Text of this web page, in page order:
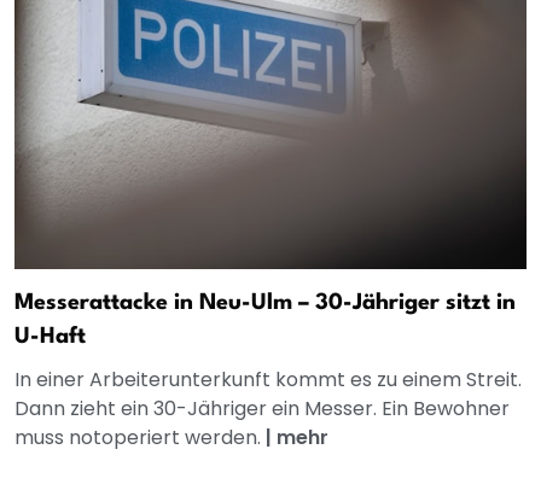
Messerattacke in Neu-Ulm – 30-Jähriger sitzt in
U-Haft
In einer Arbeiterunterkunft kommt es zu einem Streit.
Dann zieht ein 30-Jähriger ein Messer. Ein Bewohner
muss notoperiert werden. | mehr